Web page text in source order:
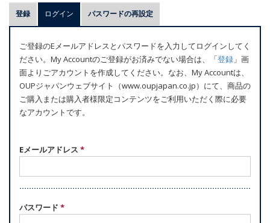
プ
ラ
マ
リ
ー
タ
ブ
登録 ログイン (アクティブなタブ)
パスワードの再設定
ご登録のEメールアドレスとパスワードを入力してログインしてく
ださい。My Accountのご登録がお済みでない場合は、「登録 」画
面よりごアカウントを作成してください。なお、My Accountは、
OUPジャパンウェブサイト（www.oupjapan.co.jp）にて、商品の
ご購入または購入者様限定コンテンツをご利用いただく際に必要
なアカウントです。
Eメールアドレス *
パスワード *